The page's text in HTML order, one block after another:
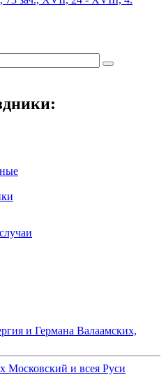
и Германа Валаамских,
Московский и всея Руси